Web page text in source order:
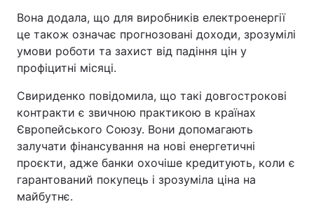
Вона додала, що для виробників електроенергії
це також означає прогнозовані доходи, зрозумілі
умови роботи та захист від падіння цін у
профіцитні місяці.
Свириденко повідомила, що такі довгострокові
контракти є звичною практикою в країнах
Європейського Союзу. Вони допомагають
залучати фінансування на нові енергетичні
проєкти, адже банки охочіше кредитують, коли є
гарантований покупець і зрозуміла ціна на
майбутнє.